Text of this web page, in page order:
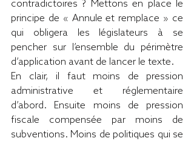
contradictoires ? Mettons en place le
principe de « Annule et remplace » ce
qui obligera les législateurs à se
pencher sur l’ensemble du périmètre
d’application avant de lancer le texte.
En clair, il faut moins de pression
administrative et réglementaire
d’abord. Ensuite moins de pression
fiscale compensée par moins de
subventions. Moins de politiques qui se